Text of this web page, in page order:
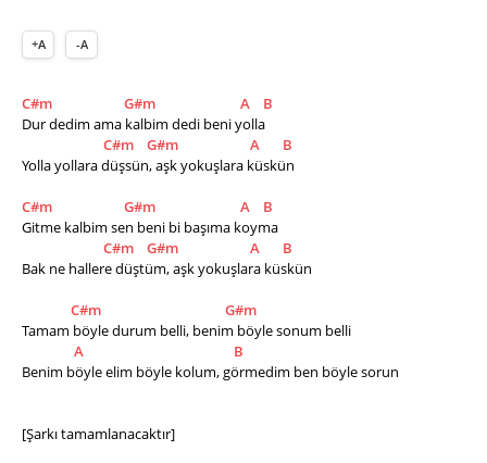
+A -A
C#m G#m A
B
Dur dedim ama kalbim dedi beni yolla
C#m
G#m A
B
Yolla yollara düşsün, aşk yokuşlara küskün
C#m G#m A
B
Gitme kalbim sen beni bi başıma koyma
C#m
G#m A
B
Bak ne hallere düştüm, aşk yokuşlara küskün
C#m
G#m
Tamam böyle durum belli, benim böyle sonum belli
A
B
Benim böyle elim böyle kolum, görmedim ben böyle sorun
[Şarkı tamamlanacaktır]